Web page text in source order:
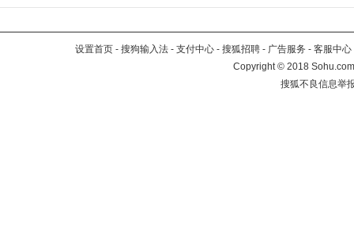
设置首页 - 搜狗输入法 - 支付中心 - 搜狐招聘 - 广告服务 - 客服中心
Copyright©2018
搜狐不良信息举